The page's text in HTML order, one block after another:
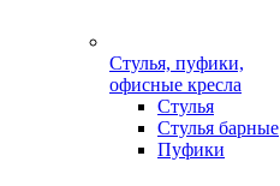
Стулья, пуфики,
офисные кресла
Стулья
Стулья барные
Пуфики